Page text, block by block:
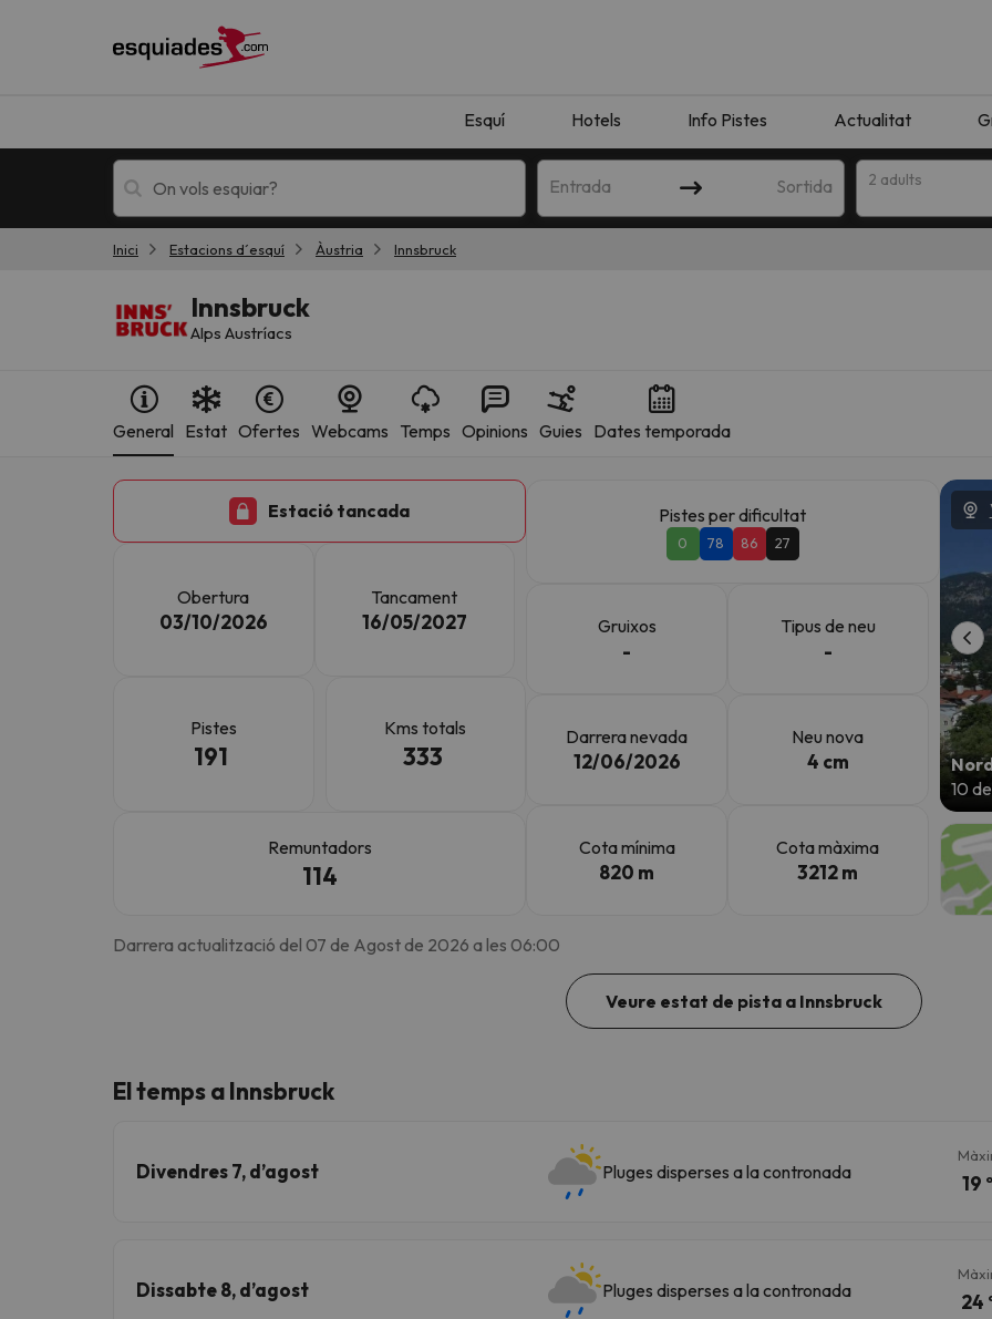
Esquí Hotels Info Pistes Actualitat
Entrada Sortida 2 adults
Inici Estacions d´esquí Àustria Innsbruck
Innsbruck
Alps Austríacs
General Estat Ofertes Webcams Temps Opinions Guies Dates temporada
Estació tancada
Obertura
03/10/2026
Tancament
16/05/2027
Pistes
191
Kms totals
333
Remuntadors
114
Pistes per dificultat
0 78 86 27
Gruixos
-
Tipus de neu
-
Darrera nevada
12/06/2026
Neu nova
4 cm
Cota mínima
820 m
Cota màxima
3212 m
10
Darrera actualització del 07 de Agost de 2026 a les 06:00
Veure estat de pista a Innsbruck
El temps a Innsbruck
Divendres 7, d’agost Pluges disperses a la contronada
19
Dissabte 8, d’agost Pluges disperses a la contronada
24